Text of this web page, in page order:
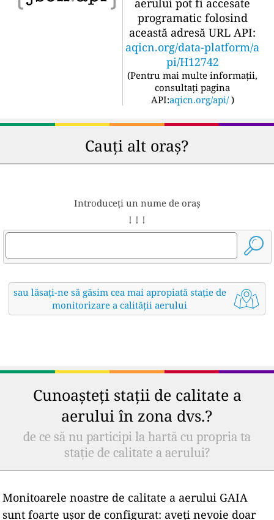
aerului pot fi accesate
programatic folosind
această adresă URL API:
aqicn.org/data-platform/a
pi/H12742
(Pentru mai multe informații,
consultați pagina
API:aqicn.org/api/ )
Cauți alt oraș?
Introduceți un nume de oraș
↓ ↓ ↓
sau lăsați-ne să găsim cea mai apropiată stație de
monitorizare a calității aerului
Cunoașteți stații de calitate a
aerului în zona dvs.?
de ce să nu participi la hartă cu propria ta
stație de calitate a aerului?
Monitoarele noastre de calitate a aerului GAIA
sunt foarte ușor de configurat: aveți nevoie doar